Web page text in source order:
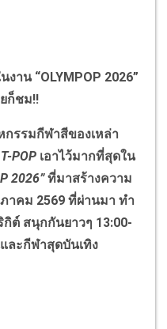
าน “OLYMPOP 2026”
ก็ชม!!
รมกีฬาสีของเหล่า
T-POP เอาไว้มากที่สุดใน
2026”ที่มาสร้างความ
าคม 2569 ที่ผ่านมา ทำ
ต์ สนุกกันยาวๆ 13:00-
ละกีฬาสุดบันเทิง